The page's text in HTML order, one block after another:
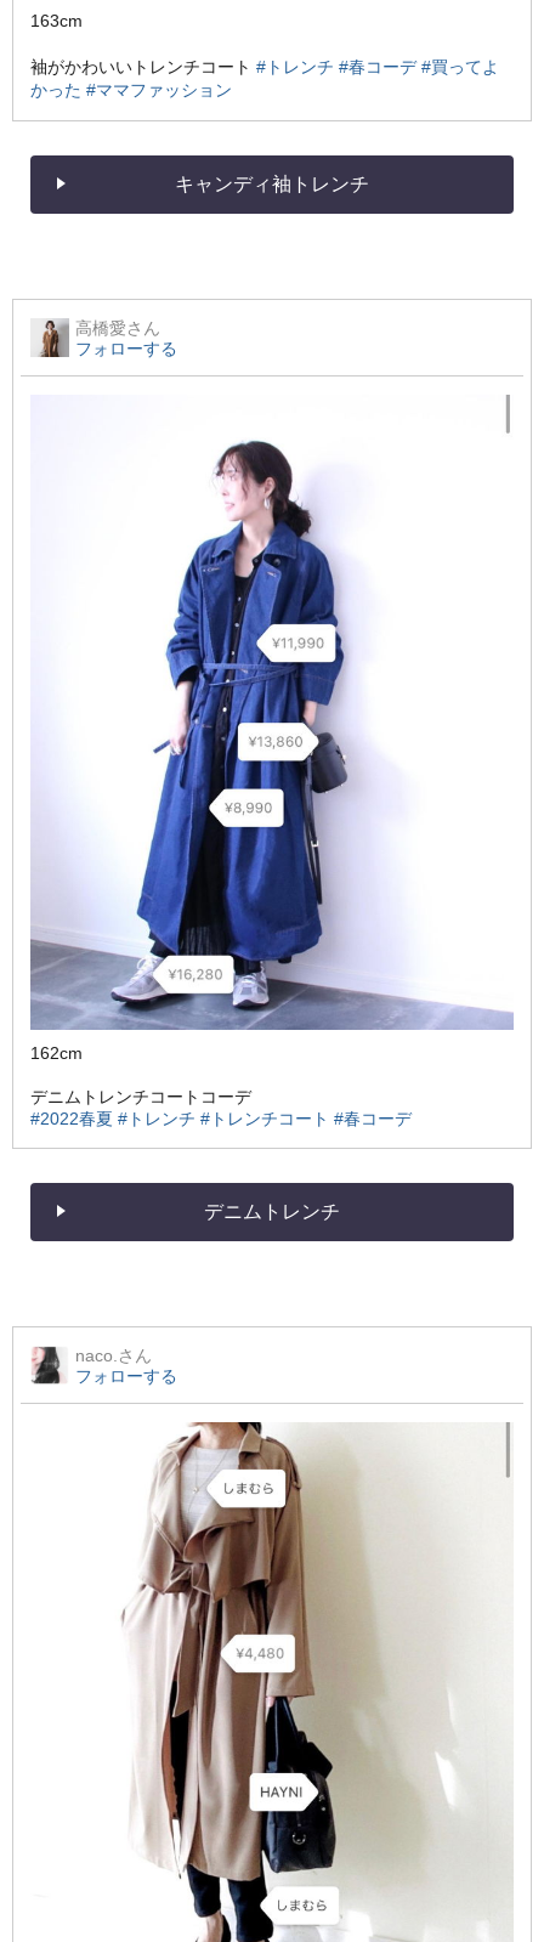
163cm
袖がかわいいトレンチコート #トレンチ #春コーデ #買ってよ
かった #ママファッション
キャンディ袖トレンチ
高橋愛さん
フォローする
162cm
デニムトレンチコートコーデ
#2022春夏 #トレンチ #トレンチコート #春コーデ
デニムトレンチ
naco.さん
フォローする